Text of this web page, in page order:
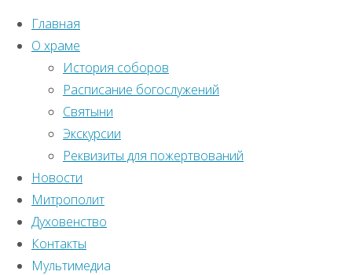
Главная
О храме
История соборов
Расписание богослужений
Святыни
Экскурсии
Реквизиты для пожертвований
Новости
Митрополит
Духовенство
Контакты
Мультимедиа